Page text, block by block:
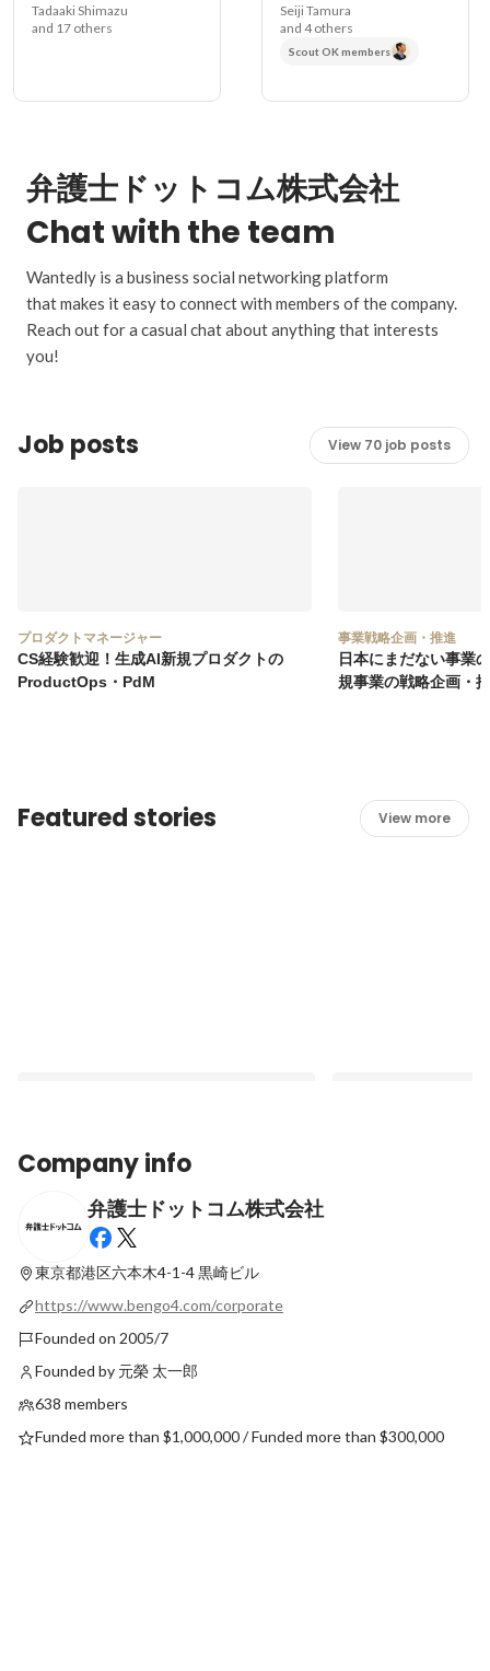
Tadaaki Shimazu
and 17 others
Seiji Tamura
and 4 others
Scout OK members
弁護士ドットコム株式会社
Chat with the team
Wantedly is a business social networking platform
that makes it easy to connect with members of the company.
Reach out for a casual chat about anything that interests
you!
Job posts View 70 job posts
プロダクトマネージャー
CS経験歓迎！生成AI新規プロダクトの
ProductOps・PdM
事業戦略企画・推進
日本にまだない事業
規事業の戦略企画・
Featured stories View more
弁護士の経営に深く寄り添うコンサルティ
ング組織へ。現場と俯瞰の視点で組織を進
化させる／コンサルティンググループ 宮﨑
Latest
Company info
弁護士ドットコム株式会社
東京都港区六本木4-1-4黒崎ビル
https://www.bengo4.com/corporate
Founded on 2005/7
Founded by 元榮 太一郎
638 members
Funded more than $1,000,000 / Funded more than $300,000